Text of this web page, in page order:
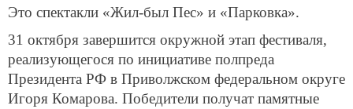
Это спектакли «Жил-был Пес» и «Парковка».
31 октября завершится окружной этап фестиваля,
реализующегося по инициативе полпреда
Президента РФ в Приволжском федеральном округе
Игоря Комарова. Победители получат памятные